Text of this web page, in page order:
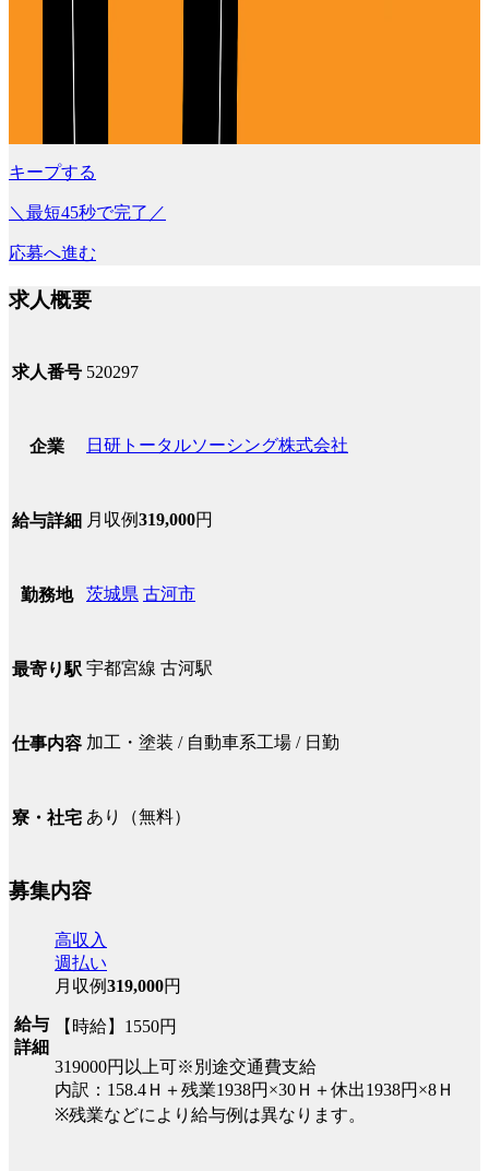
キープする
＼最短45秒で完了／
応募へ進む
求人概要
求人番号 520297
企業 日研トータルソーシング株式会社
給与詳細 月収例319,000円
勤務地 茨城県 古河市
最寄り駅 宇都宮線 古河駅
仕事内容 加工・塗装 / 自動車系工場 / 日勤
寮・社宅 あり（無料）
募集内容
給与
詳細
高収入
週払い
月収例319,000円
【時給】1550円
319000円以上可※別途交通費支給
内訳：158.4Ｈ＋残業1938円×30Ｈ＋休出1938円×8Ｈ
※残業などにより給与例は異なります。